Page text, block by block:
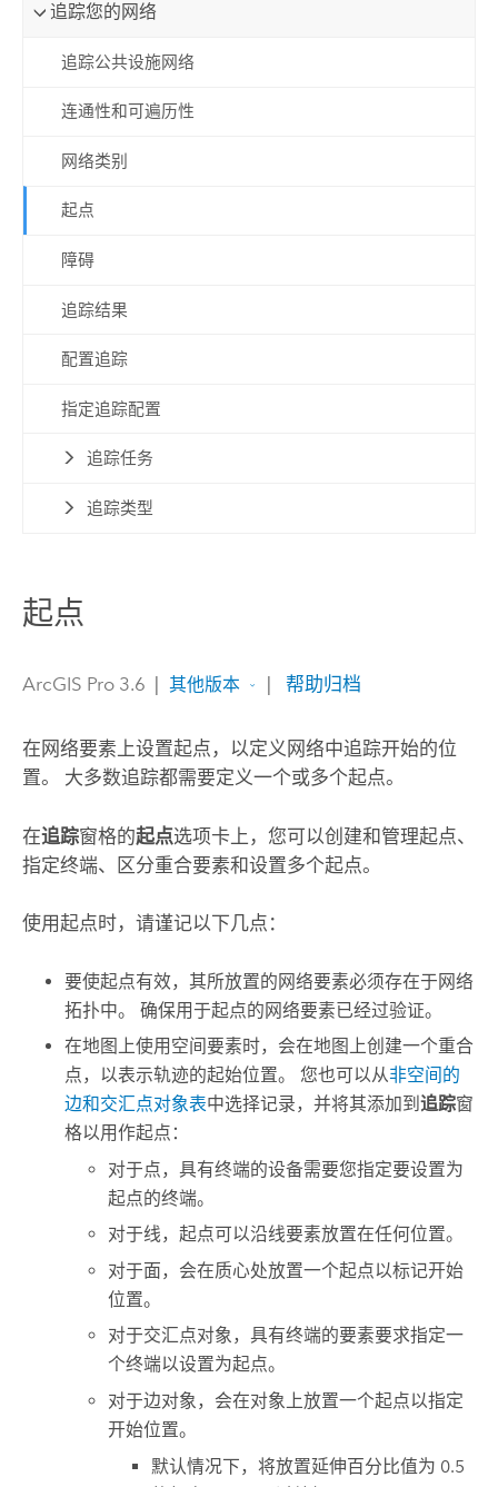
追踪您的网络
追踪公共设施网络
连通性和可遍历性
网络类别
起点
障碍
追踪结果
配置追踪
指定追踪配置
追踪任务
追踪类型
起点
ArcGIS Pro 3.6 | 其他版本 | 帮助归档
在网络要素上设置起点，以定义网络中追踪开始的位
置。 大多数追踪都需要定义一个或多个起点。
在追踪窗格的起点选项卡上，您可以创建和管理起点、
指定终端、区分重合要素和设置多个起点。
使用起点时，请谨记以下几点：
要使起点有效，其所放置的网络要素必须存在于网络
拓扑中。 确保用于起点的网络要素已经过验证。
在地图上使用空间要素时，会在地图上创建一个重合
点，以表示轨迹的起始位置。 您也可以从非空间的
边和交汇点对象表中选择记录，并将其添加到追踪窗
格以用作起点：
对于点，具有终端的设备需要您指定要设置为
起点的终端。
对于线，起点可以沿线要素放置在任何位置。
对于面，会在质心处放置一个起点以标记开始
位置。
对于交汇点对象，具有终端的要素要求指定一
个终端以设置为起点。
对于边对象，会在对象上放置一个起点以指定
开始位置。
默认情况下，将放置延伸百分比值为 0.5